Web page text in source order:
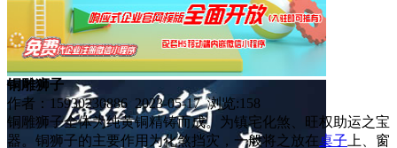
铜雕狮子
作者：15930230886 2023-05-17 浏览:158
铜雕狮子全体为纯黄铜精铸而成。为镇宅化煞、旺权助运之宝
器。铜狮子的主要作用为化煞挡灾，一般将之放在桌子 上、窗